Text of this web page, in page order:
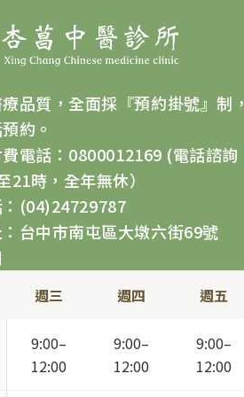
品質，全面採『預約掛號』制
約。
電話：0800012169 (電話諮詢
21時，全年無休）
(04)24729787
台中市南屯區大墩六街69號
週三 週四 週五
9:00–
12:00
9:00–
12:00
9:00–
12:00